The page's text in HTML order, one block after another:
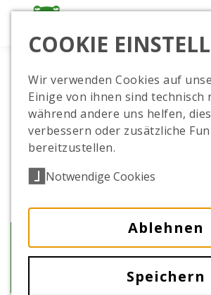
Erfolgreiche Zucht
Rosaflamingos
COOKIE
Wir verwenden Cookies auf
Einige von ihnen sind technisch
während andere uns helfen,
verbessern oder zusätzliche
bereitzustellen.
Notwendige Cookies
Ablehnen
Speichern